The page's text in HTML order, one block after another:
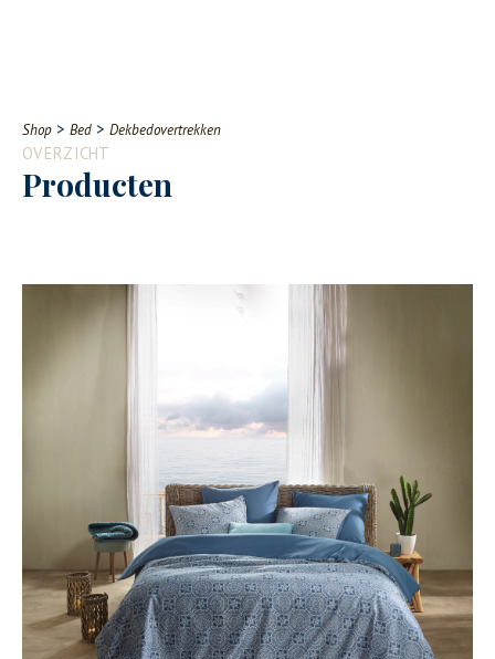
Contact
Shop > Bed > Dekbedovertrekken
OVERZICHT
Producten